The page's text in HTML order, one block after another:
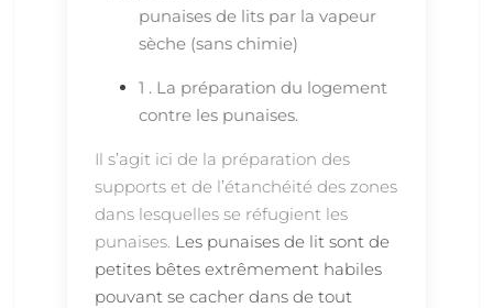
punaises de lits par la vapeur
sèche (sans chimie)
1 . La préparation du logement
contre les punaises.
Il s’agit ici de la préparation des
supports et de l’étanchéité des zones
dans lesquelles se réfugient les
punaises. Les punaises de lit sont de
petites bêtes extrêmement habiles
pouvant se cacher dans de tout